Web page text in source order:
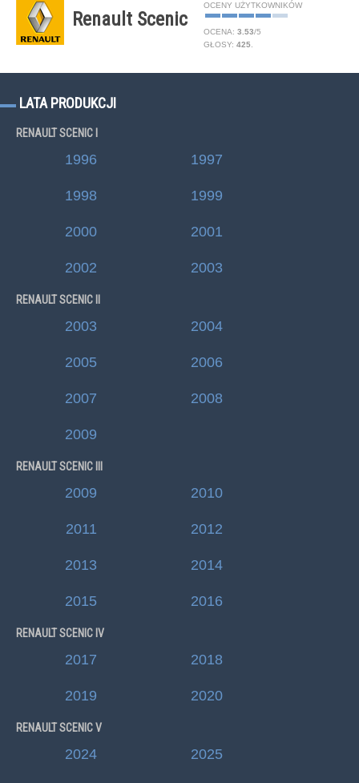
Renault Scenic
OCENY UŻYTKOWNIKÓW
OCENA: 3.53/5
GŁOSY: 425
LATA PRODUKCJI
RENAULT SCENIC I
1996 1997
1998 1999
2000 2001
2002 2003
RENAULT SCENIC II
2003 2004
2005 2006
2007 2008
2009
RENAULT SCENIC III
2009 2010
2011 2012
2013 2014
2015 2016
RENAULT SCENIC IV
2017 2018
2019 2020
RENAULT SCENIC V
2024 2025